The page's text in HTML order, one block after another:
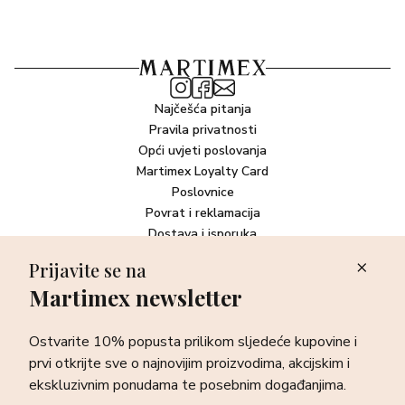
Najčešća pitanja
Pravila privatnosti
Opći uvjeti poslovanja
Martimex Loyalty Card
Poslovnice
Povrat i reklamacija
Dostava i isporuka
Newsletter
sve o najnovijim proizvodima, akcijskim i ekskluzivnim
ponudama te posebnim događanjima.
Prijava
Prijavite se na
Martimex newsletter
Ostvarite 10% popusta prilikom sljedeće kupovine i
prvi otkrijte sve o najnovijim proizvodima, akcijskim i
ekskluzivnim ponudama te posebnim događanjima.